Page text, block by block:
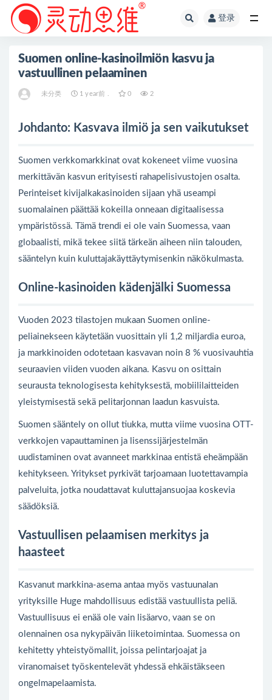
登录
Suomen online-kasinoilmiön kasvu ja
vastuullinen pelaaminen
未分类 1 year前 . 0 2
Johdanto: Kasvava ilmiö ja sen vaikutukset
Suomen verkkomarkkinat ovat kokeneet viime vuosina
merkittävän kasvun erityisesti rahapelisivustojen osalta.
Perinteiset kivijalkakasinoiden sijaan yhä useampi
suomalainen päättää kokeilla onneaan digitaalisessa
ympäristössä. Tämä trendi ei ole vain Suomessa, vaan
globaalisti, mikä tekee siitä tärkeän aiheen niin talouden,
sääntelyn kuin kuluttajakäyttäytymisenkin näkökulmasta.
Online-kasinoiden kädenjälki Suomessa
Vuoden 2023 tilastojen mukaan Suomen online-
peliainekseen käytetään vuosittain yli 1,2 miljardia euroa,
ja markkinoiden odotetaan kasvavan noin 8 % vuosivauhtia
seuraavien viiden vuoden aikana. Kasvu on osittain
seurausta teknologisesta kehityksestä, mobiililaitteiden
yleistymisestä sekä pelitarjonnan laadun kasvuista.
Suomen sääntely on ollut tiukka, mutta viime vuosina OTT-
verkkojen vapauttaminen ja lisenssijärjestelmän
uudistaminen ovat avanneet markkinaa entistä eheämpään
kehitykseen. Yritykset pyrkivät tarjoamaan luotettavampia
palveluita, jotka noudattavat kuluttajansuojaa koskevia
säädöksiä.
Vastuullisen pelaamisen merkitys ja
haasteet
Kasvanut markkina-asema antaa myös vastuunalan
yrityksille Huge mahdollisuus edistää vastuullista peliä.
Vastuullisuus ei enää ole vain lisäarvo, vaan se on
olennainen osa nykypäivän liiketoimintaa. Suomessa on
kehitetty yhteistyömallit, joissa pelintarjoajat ja
viranomaiset työskentelevät yhdessä ehkäistäkseen
ongelmapelaamista.
全部